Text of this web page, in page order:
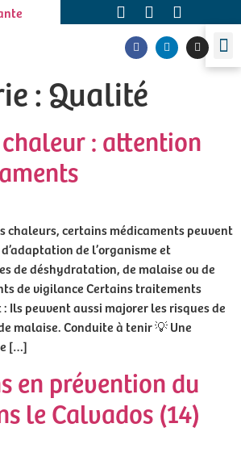
: Qualité
chaleur : attention
chaleurs, certains médicaments peuvent
de l’organisme et
de déshydratation, de malaise ou de
de vigilance Certains traitements
Ils peuvent aussi majorer les risques de
malaise. Conduite à tenir 💡 Une
[…]
en prévention du
le Calvados (14)